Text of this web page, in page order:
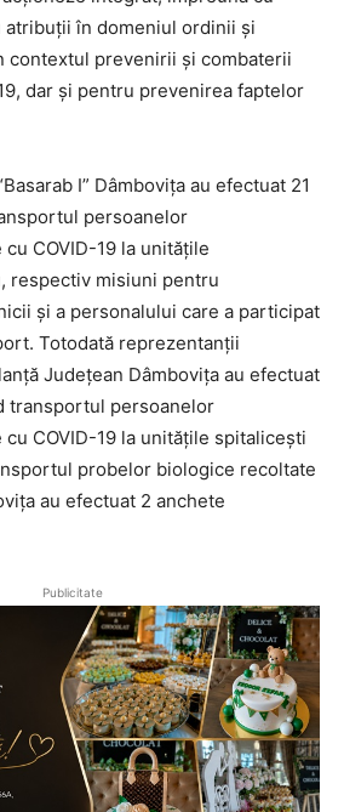
în domeniul ordinii și
contextul prevenirii și combaterii
dar și pentru prevenirea faptelor
I” Dâmbovița au efectuat 21
persoanelor
COVID-19 la unitățile
respectiv misiuni pentru
și a personalului care a participat
Totodată reprezentanții
Județean Dâmbovița au efectuat
transportul persoanelor
COVID-19 la unitățile spitalicești
probelor biologice recoltate
au efectuat 2 anchete
Publicitate